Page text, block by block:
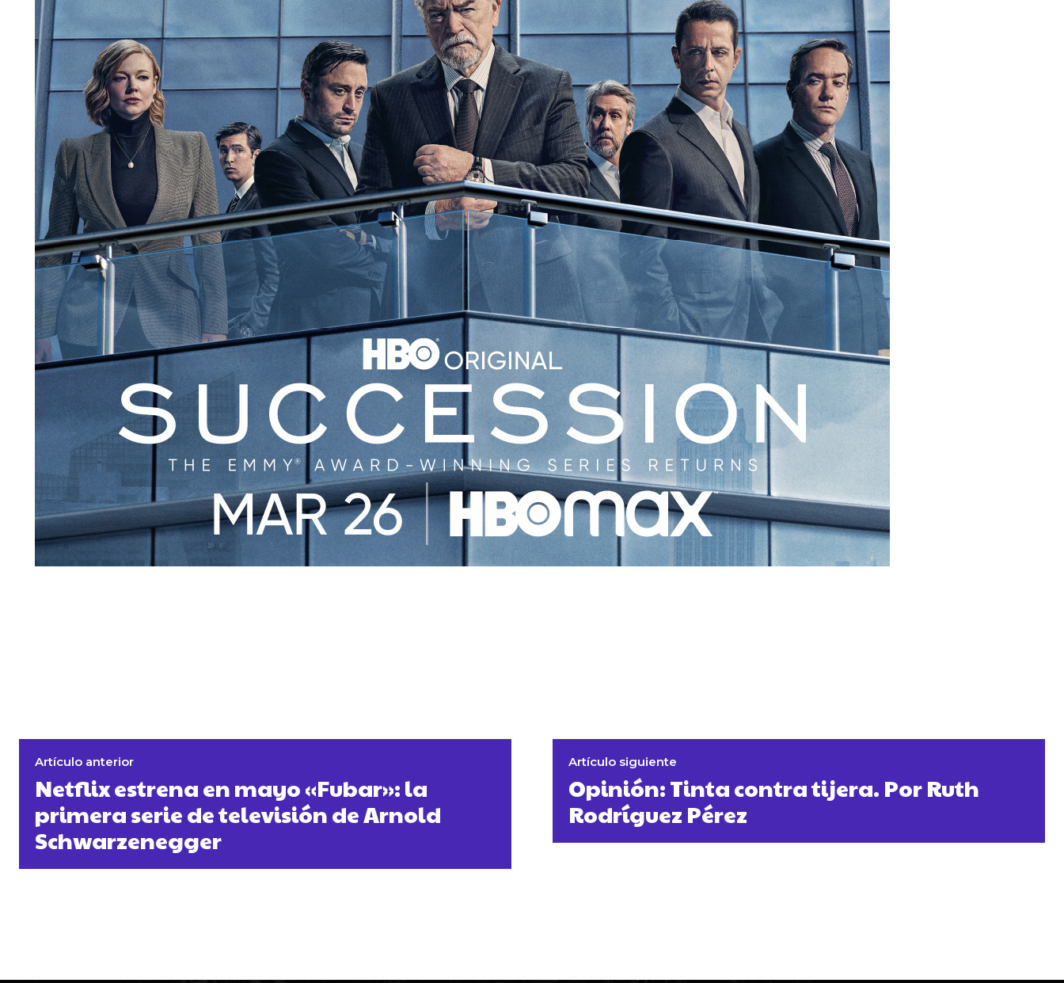
Artículo anterior
Netflix estrena en mayo «Fubar»: la
primera serie de televisión de Arnold
Schwarzenegger
Artículo siguiente
Opinión: Tinta contra tijera. Por Ruth
Rodríguez Pérez